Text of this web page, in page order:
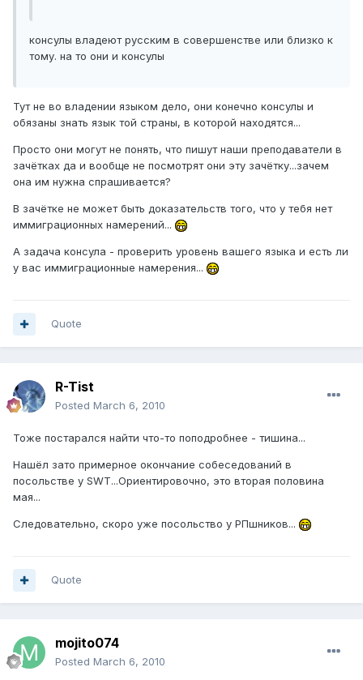
консулы владеют русским в совершенстве или близко к
тому. на то они и консулы
Тут не во владении языком дело, они конечно консулы и
обязаны знать язык той страны, в которой находятся...
Просто они могут не понять, что пишут наши преподаватели в
зачётках да и вообще не посмотрят они эту зачётку...зачем
она им нужна спрашивается?
В зачётке не может быть доказательств того, что у тебя нет
иммиграционных намерений...
А задача консула - проверить уровень вашего языка и есть ли
у вас иммиграционные намерения...
Quote
R-Tist
Posted March 6, 2010
Тоже постарался найти что-то поподробнее - тишина...
Нашёл зато примерное окончание собеседований в
посольстве у SWT...Ориентировочно, это вторая половина
мая...
Следовательно, скоро уже посольство у РПшников...
Quote
mojito074
Posted March 6, 2010